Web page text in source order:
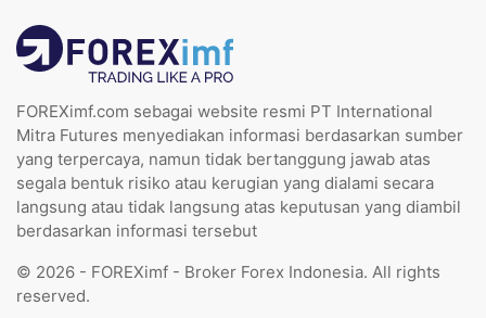
FOREXimf.com sebagai website resmi PT International
Mitra Futures menyediakan informasi berdasarkan sumber
yang terpercaya, namun tidak bertanggung jawab atas
segala bentuk risiko atau kerugian yang dialami secara
langsung atau tidak langsung atas keputusan yang diambil
berdasarkan informasi tersebut
© 2026 - FOREXimf - Broker Forex Indonesia. All rights
reserved.